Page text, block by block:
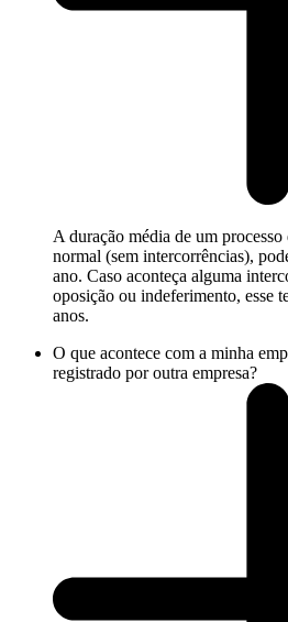
A duração média de um processo
normal (sem intercorrências),
ano. Caso aconteça alguma
oposição ou indeferimento, esse
anos.
O que acontece com a minha
registrado por outra empresa?